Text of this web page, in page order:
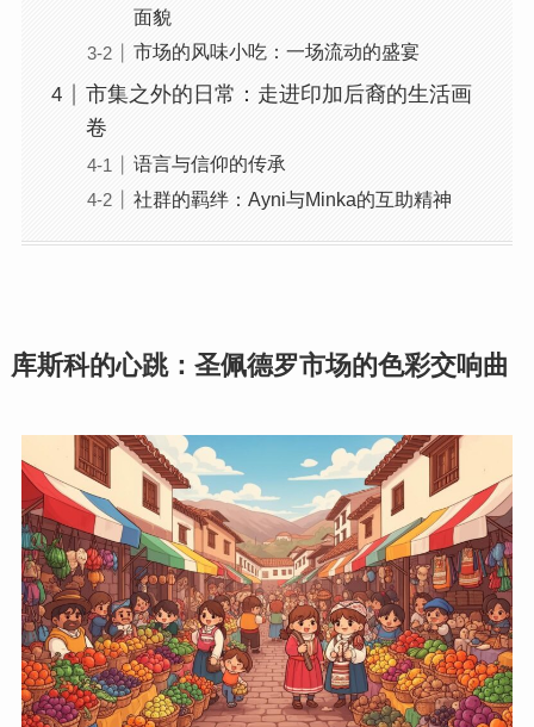
面貌
市场的风味小吃：一场流动的盛宴
市集之外的日常：走进印加后裔的生活画
卷
语言与信仰的传承
社群的羁绊：Ayni与Minka的互助精神
库斯科的心跳：圣佩德罗市场的色彩交响曲